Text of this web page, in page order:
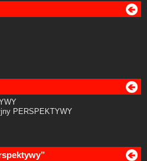
PERSPEKTYWY